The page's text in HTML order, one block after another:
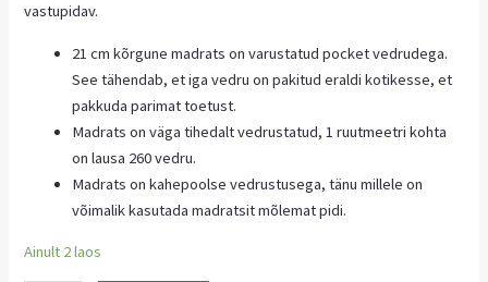
vastupidav.
21 cm kõrgune madrats on varustatud pocket vedrudega.
See tähendab, et iga vedru on pakitud eraldi kotikesse, et
pakkuda parimat toetust.
Madrats on väga tihedalt vedrustatud, 1 ruutmeetri kohta
on lausa 260 vedru.
Madrats on kahepoolse vedrustusega, tänu millele on
võimalik kasutada madratsit mõlemat pidi.
Ainult 2 laos